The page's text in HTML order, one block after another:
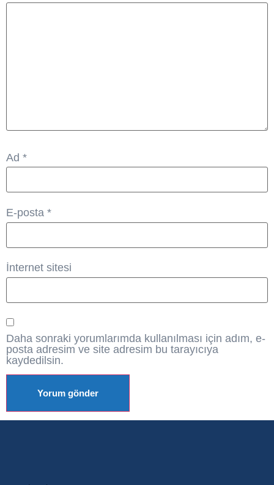
Ad *
E-posta *
İnternet sitesi
Daha sonraki yorumlarımda kullanılması için adım, e-
posta adresim ve site adresim bu tarayıcıya
kaydedilsin.